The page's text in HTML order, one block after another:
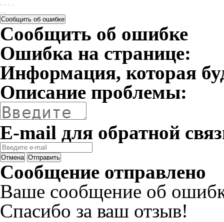
Сообщить об ошибке
Сообщить об ошибке
Ошибка на странице:
Информация, которая
Описание проблемы:
E-mail для обратной
Отмена Отправить
Сообщение отправлено
Ваше сообщение об
Спасибо за ваш отзыв!